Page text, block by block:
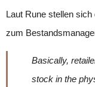
Laut Rune stellen
zum
Basically,
stock in the